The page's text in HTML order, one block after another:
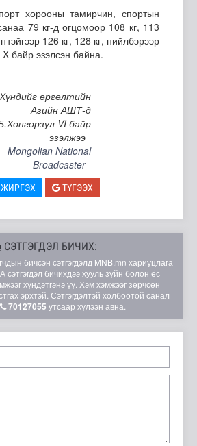
хорооны тамирчин, спортын
79 кг-д огцомоор 108 кг, 113
126 кг, 128 кг, нийлбэрээр
байр эзэлсэн байна.
Хүндийг өргөлтийн
Азийн АШТ-д
VI байр
эзэлжээ
Mongolian National
Broadcaster
ЖИРГЭХ ТҮГЭЭХ
СЭТГЭГДЭЛ БИЧИХ:
бичсэн сэтгэгдэлд MNB.mn хариуцлага
сэтгэгдэл бичихдээ хууль зүйн болон ёс
хүндэтгэнэ үү. Хэм хэмжээг зөрчсөн
эрхтэй. Сэтгэгдэлтэй холбоотой санал
70127055 утсаар хүлээн авна.